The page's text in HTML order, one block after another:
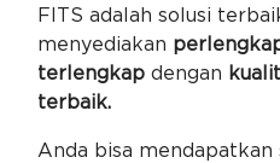
FITS adalah solusi
menyediakan
terlengkapdengan
terbaik.
Anda bisa mendapatkan